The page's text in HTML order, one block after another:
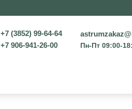
+7 (3852) 99-64-64
+7 906-941-26-00
Пн-Пт 09:00-